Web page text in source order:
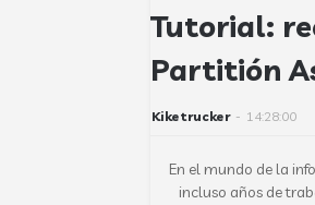
Tutorial:
Partitión
Kiketrucker - 14:28:00
En el mundo de la
incluso años de